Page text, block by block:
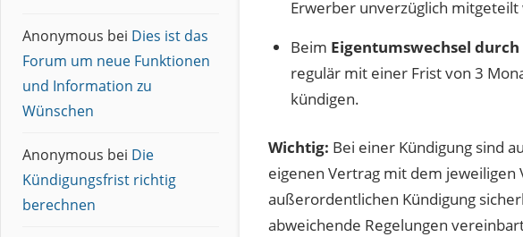
Erwerber unverzüglich mitgeteilt
Beim Eigentumswechsel
regulär mit einer Frist von 3
kündigen.
Wichtig: Bei einer Kündigung sind
eigenen Vertrag mit dem
außerordentlichen Kündigung
abweichende Regelungen
Anonymous bei Dies ist das
Forum um neue Funktionen
und Information zu
Wünschen
Anonymous bei Die
Kündigungsfrist richtig
berechnen